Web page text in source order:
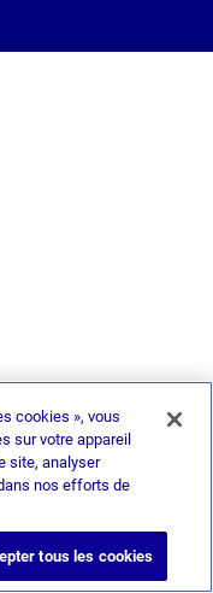
cookies », vous
sur votre appareil
site, analyser
nos efforts de
tous les cookies